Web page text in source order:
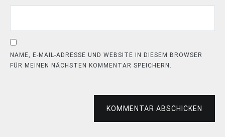
NAME, E-MAIL-ADRESSE UND WEBSITE IN DIESEM BROWSER
FÜR MEINEN NÄCHSTEN KOMMENTAR SPEICHERN.
KOMMENTAR ABSCHICKEN